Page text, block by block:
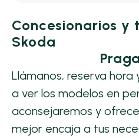
Concesionarios y
Skoda
Llámanos, reserva hora
a ver los modelos en
aconsejaremos y
mejor encaja a tus